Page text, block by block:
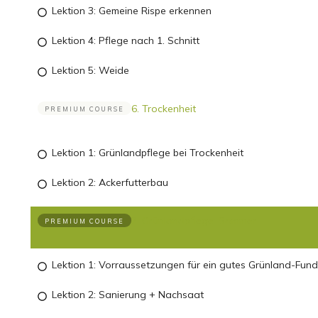
Lektion 3: Gemeine Rispe erkennen
Lektion 4: Pflege nach 1. Schnitt
Lektion 5: Weide
PREMIUM COURSE 6. Trockenheit
Lektion 1: Grünlandpflege bei Trockenheit
Lektion 2: Ackerfutterbau
PREMIUM COURSE
Lektion 1: Vorraussetzungen für ein gutes Grünland-
Lektion 2: Sanierung + Nachsaat